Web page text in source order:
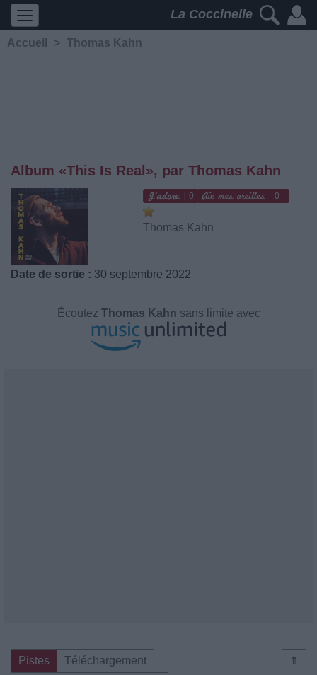
La Coccinelle
Accueil > Thomas Kahn
Album «This Is Real», par Thomas Kahn
0 0
Thomas Kahn
Date de sortie : 30 septembre 2022
Écoutez Thomas Kahn sans limite avec
⇑
Pistes
Téléchargement